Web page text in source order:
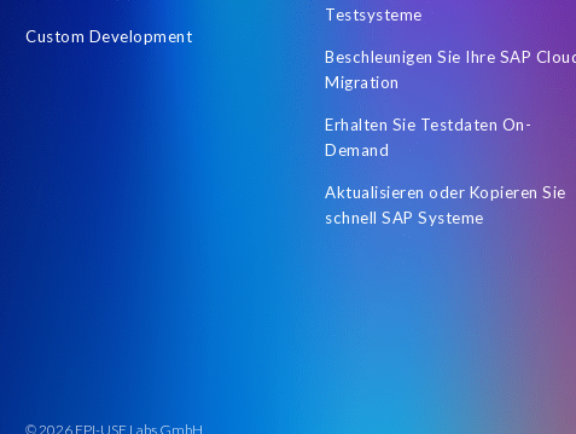
Custom Development
Testsysteme
Beschleunigen Sie Ihre SAP
Migration
Erhalten Sie Testdaten On-
Demand
Aktualisieren oder Kopieren Sie
schnell SAP Systeme
© 2026 EPI-USE Labs GmbH